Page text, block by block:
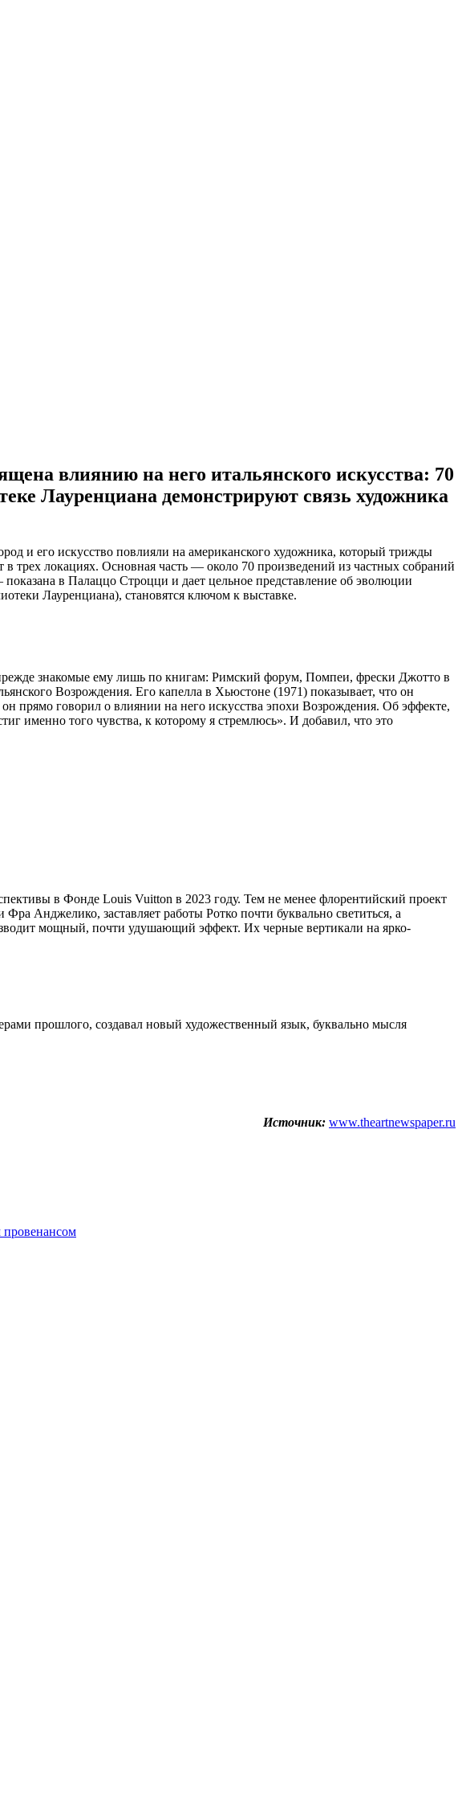
влиянию на него итальянского искусства: 70
Лауренциана демонстрируют связь художника
и его искусство повлияли на американского художника, который трижды
трех локациях. Основная часть — около 70 произведений из частных собраний
в Палаццо Строцци и дает цельное представление об эволюции
Лауренциана), становятся ключом к выставке.
знакомые ему лишь по книгам: Римский форум, Помпеи, фрески Джотто в
Возрождения. Его капелла в Хьюстоне (1971) показывает, что он
прямо говорил о влиянии на него искусства эпохи Возрождения. Об эффекте,
именно того чувства, к которому я стремлюсь». И добавил, что это
в Фонде Louis Vuitton в 2023 году. Тем не менее флорентийский проект
Анджелико, заставляет работы Ротко почти буквально светиться, а
мощный, почти удушающий эффект. Их черные вертикали на ярко-
прошлого, создавал новый художественный язык, буквально мысля
Источник: www.theartnewspaper.ru
провенансом